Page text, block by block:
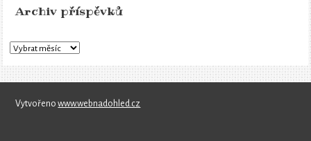
Archiv příspěvků
Vytvořenowww.webnadohled.cz